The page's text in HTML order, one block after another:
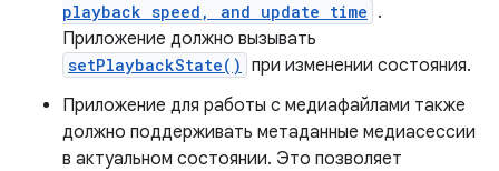
playback speed, and update time .
Приложение должно вызывать
setPlaybackState() при изменении состояния.
Приложение для работы с медиафайлами также
должно поддерживать метаданные медиасессии
в актуальном состоянии. Это позволяет